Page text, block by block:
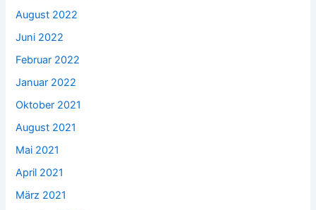
August 2022
Juni 2022
Februar 2022
Januar 2022
Oktober 2021
August 2021
Mai 2021
April 2021
März 2021